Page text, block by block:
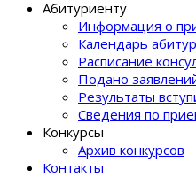
Абитуриенту
Информация о
Календарь
Расписание
Подано
Результаты
Сведения по
Конкурсы
Архив конкурсов
Контакты